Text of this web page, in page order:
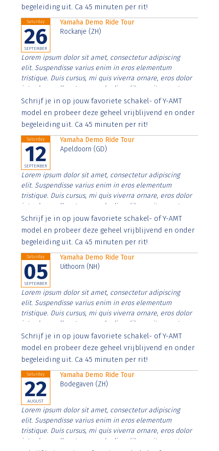
begeleiding uit. Ca 45 minuten per rit!
Saturday
26
SEPTEMBER
Yamaha Demo Ride Tour
Rockanje (ZH)
Lorem ipsum dolor sit amet, consectetur adipiscing
elit. Suspendisse varius enim in eros elementum
tristique. Duis cursus, mi quis viverra ornare, eros dolor
interdum nulla, ut commodo diam libero vitae erat.
Aenean faucibus nibh et justo cursus id rutrum lorem
imperdiet. Nunc ut sem vitae risus tristique posuere.
Schrijf je in op jouw favoriete schakel- of Y-AMT
model en probeer deze geheel vrijblijvend en onder
begeleiding uit. Ca 45 minuten per rit!
Saturday
12
SEPTEMBER
Yamaha Demo Ride Tour
Apeldoorn (GD)
Lorem ipsum dolor sit amet, consectetur adipiscing
elit. Suspendisse varius enim in eros elementum
tristique. Duis cursus, mi quis viverra ornare, eros dolor
interdum nulla, ut commodo diam libero vitae erat.
Aenean faucibus nibh et justo cursus id rutrum lorem
imperdiet. Nunc ut sem vitae risus tristique posuere.
Schrijf je in op jouw favoriete schakel- of Y-AMT
model en probeer deze geheel vrijblijvend en onder
begeleiding uit. Ca 45 minuten per rit!
Saturday
05
SEPTEMBER
Yamaha Demo Ride Tour
Uithoorn (NH)
Lorem ipsum dolor sit amet, consectetur adipiscing
elit. Suspendisse varius enim in eros elementum
tristique. Duis cursus, mi quis viverra ornare, eros dolor
interdum nulla, ut commodo diam libero vitae erat.
Aenean faucibus nibh et justo cursus id rutrum lorem
imperdiet. Nunc ut sem vitae risus tristique posuere.
Schrijf je in op jouw favoriete schakel- of Y-AMT
model en probeer deze geheel vrijblijvend en onder
begeleiding uit. Ca 45 minuten per rit!
Saturday
22
AUGUST
Yamaha Demo Ride Tour
Bodegaven (ZH)
Lorem ipsum dolor sit amet, consectetur adipiscing
elit. Suspendisse varius enim in eros elementum
tristique. Duis cursus, mi quis viverra ornare, eros dolor
interdum nulla, ut commodo diam libero vitae erat.